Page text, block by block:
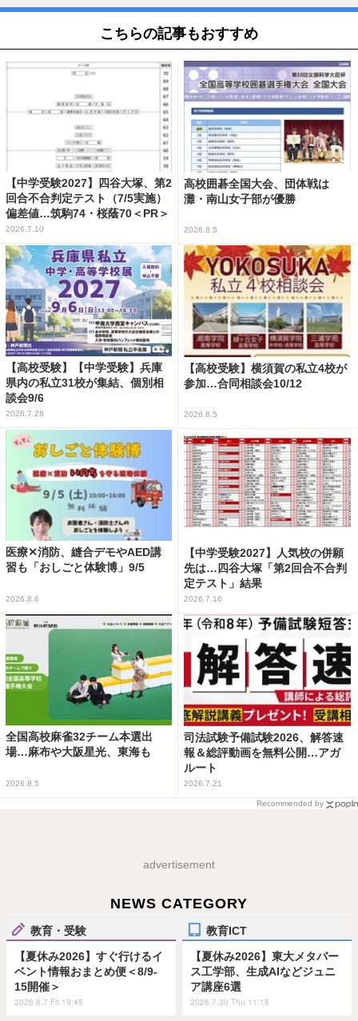
こちらの記事もおすすめ
【中学受験2027】四谷大塚、第2
回合不合判定テスト（7/5実施）
偏差値…筑駒74・桜蔭70＜PR＞
2026.7.10
高校囲碁全国大会、団体戦は
灘・南山女子部が優勝
2026.8.5
【高校受験】【中学受験】兵庫
県内の私立31校が集結、個別相
談会9/6
2026.7.28
【高校受験】横須賀の私立4校が
参加…合同相談会10/12
2026.8.5
医療✕消防、縫合デモやAED講
習も「おしごと体験博」9/5
2026.8.6
【中学受験2027】人気校の併願
先は…四谷大塚「第2回合不合判
定テスト」結果
2026.7.16
全国高校麻雀32チーム本選出
場…麻布や大阪星光、東海も
2026.8.5
司法試験予備試験2026、解答速
報＆総評動画を無料公開…アガ
ルート
2026.7.21
Recommended by
advertisement
NEWS CATEGORY
教育・受験
【夏休み2026】すぐ行けるイ
ベント情報おまとめ便＜8/9-
15開催＞
2026.8.7 Fri 19:45
教育ICT
【夏休み2026】東大メタバー
ス工学部、生成AIなどジュニ
ア講座6選
2026.7.30 Thu 11:15